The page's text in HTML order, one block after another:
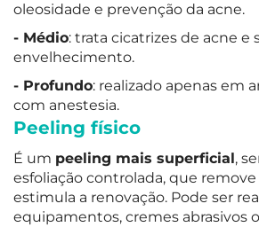
oleosidade e prevenção da acne.
- Médio: trata cicatrizes de acne e
envelhecimento.
- Profundo: realizado apenas em
com anestesia.
Peeling físico
É um peeling mais superficial,
esfoliação controlada, que
estimula a renovação. Pode ser
equipamentos, cremes abrasivos